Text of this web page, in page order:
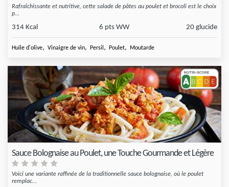
Rafraîchissante et nutritive, cette salade de pâtes au poulet et brocoli est le choix
p...
314 Kcal 6 pts WW 20 glucide
Huile d'olive, Vinaigre de vin, Persil , Poulet, Moutarde
Sauce Bolognaise au Poulet, une Touche Gourmande et Légère
Voici une variante raffinée de la traditionnelle sauce bolognaise, où le poulet
remplac...